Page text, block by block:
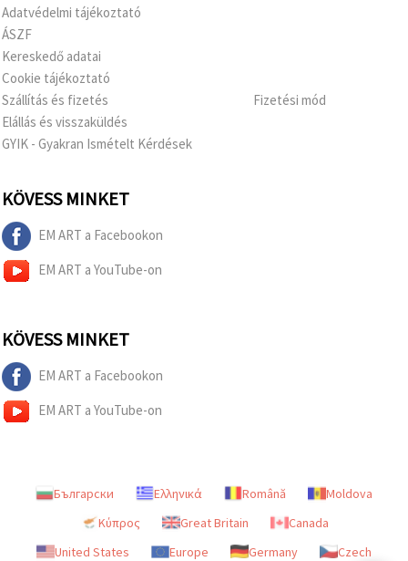
Adatvédelmi tájékoztató
ÁSZF
Kereskedő adatai
Cookie tájékoztató
Szállítás és fizetés
Elállás és visszaküldés
GYIK - Gyakran Ismételt Kérdések
Fizetési mód
KÖVESS MINKET
EM ART a Facebookon
EM ART a YouTube-on
KÖVESS MINKET
EM ART a Facebookon
EM ART a YouTube-on
Български Ελληνικά Română
Moldova
Κύπρος
Great Britain
Canada
United States
Europe Germany Czech